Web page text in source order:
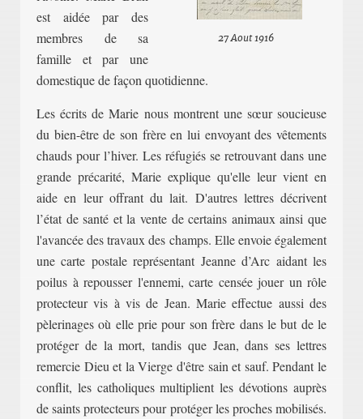
27 Aout 1916
est aidée par des
membres de sa
famille et par une
domestique de façon quotidienne.
Les écrits de Marie nous montrent une sœur soucieuse
du bien-être de son frère en lui envoyant des vêtements
chauds pour l’hiver. Les réfugiés se retrouvant dans une
grande précarité, Marie explique qu'elle leur vient en
aide en leur offrant du lait. D'autres lettres décrivent
l’état de santé et la vente de certains animaux ainsi que
l'avancée des travaux des champs. Elle envoie également
une carte postale représentant Jeanne d’Arc aidant les
poilus à repousser l'ennemi, carte censée jouer un rôle
protecteur vis à vis de Jean. Marie effectue aussi des
pèlerinages où elle prie pour son frère dans le but de le
protéger de la mort, tandis que Jean, dans ses lettres
remercie Dieu et la Vierge d'être sain et sauf. Pendant le
conflit, les catholiques multiplient les dévotions auprès
de saints protecteurs pour protéger les proches mobilisés.